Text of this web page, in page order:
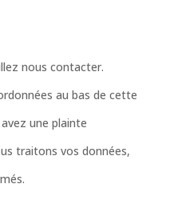
nous contacter.
au bas de cette
une plainte
traitons vos données,